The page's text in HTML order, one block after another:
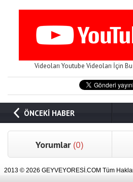
Videoları Youtube Videoları İçin
ÖNCEKİ HABER
Yorumlar (0)
2013 © 2026 GEYVEYORESİ.COM Tüm